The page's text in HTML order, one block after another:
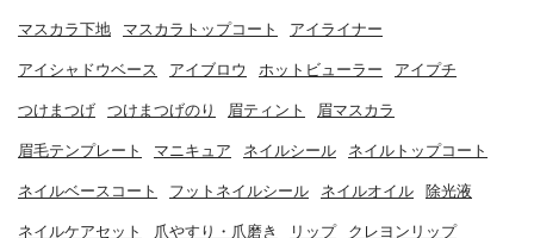
マスカラ下地 マスカラトップコート アイライナー
アイシャドウベース アイブロウ ホットビューラー アイプチ
つけまつげ つけまつげのり 眉ティント 眉マスカラ
眉毛テンプレート マニキュア ネイルシール ネイルトップコート
ネイルベースコート フットネイルシール ネイルオイル 除光液
ネイルケアセット 爪やすり・爪磨き リップ クレヨンリップ